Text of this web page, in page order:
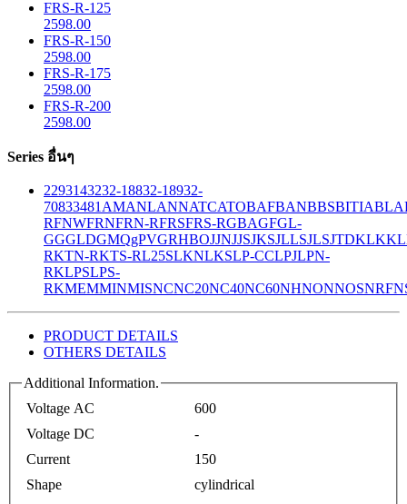
FRS-R-125
2598.00
FRS-R-150
2598.00
FRS-R-175
2598.00
FRS-R-200
2598.00
Series อื่นๆ
2293143232-18832-18932-
70833481 AMANLANNATCATOBAFBANBBSBITIABLA
RFNWFRNFRN-RFRSFRS-RGBAGFGL-
GGGLDGMQgPVGRHBOJJNJJSJKSJLLSJLSJTDKLK
RKTN-RKTS-RL25SLKNLKSLP-CCLPJLPN-
RKLPSLPS-
RKMEMMINMISNCNC20NC40NC60NHNONNOSNRF
PRODUCT DETAILS
OTHERS DETAILS
Additional Information.
Voltage AC
600
Voltage DC
-
Current
150
Shape
cylindrical